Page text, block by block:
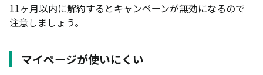
11ヶ月以内に解約するとキャンペーンが無効になるので
注意しましょう。
マイページが使いにくい